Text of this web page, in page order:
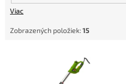
Viac
Zobrazených položiek:15